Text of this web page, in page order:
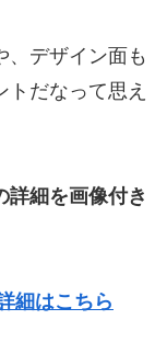
、デザイン面も
だなって思え
細を画像付き
細はこちら